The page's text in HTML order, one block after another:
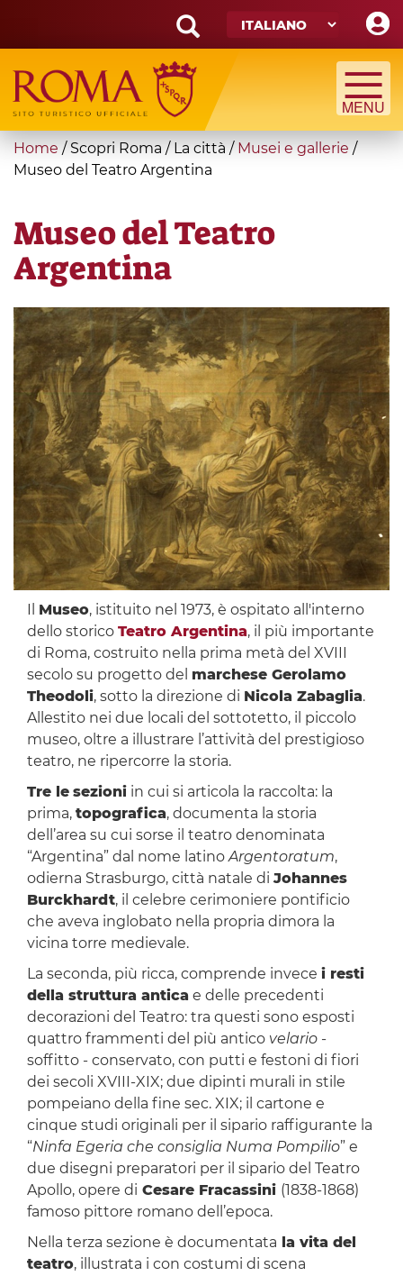
main
content
Search
form
Cerca
You
are
Home / Scopri Roma / La città / Musei e gallerie /
Museo del Teatro Argentina
Museo del Teatro
Argentina
Museo, istituito nel 1973, è ospitato all'interno
dello storico Teatro Argentina, il più importante
di Roma, costruito nella prima metà del XVIII
secolo su progetto del marchese Gerolamo
Theodoli, sotto la direzione di Nicola Zabaglia.
Allestito nei due locali del sottotetto, il piccolo
museo, oltre a illustrare l’attività del prestigioso
teatro, ne ripercorre la storia.
Tre le sezioniin cui si articola la raccolta: la
prima, topografica, documenta la storia
dell’area su cui sorse il teatro denominata
“Argentina” dal nome latinoArgentoratum,
odierna Strasburgo, città natale di Johannes
Burckhardt, il celebre cerimoniere pontificio
che aveva inglobato nella propria dimora la
vicina torre medievale.
La seconda, più ricca, comprende invece i resti
della struttura antica e delle precedenti
decorazioni del Teatro: tra questi sono esposti
quattro frammenti del più antico velario-
soffitto - conservato, con putti e festoni di fiori
dei secoli XVIII-XIX; due dipinti murali in stile
pompeiano della fine sec. XIX; il cartone e
cinque studi originali per il sipario raffigurante la
“Ninfa Egeria che consiglia Numa Pompilio” e
due disegni preparatori per il sipario del Teatro
Apollo, opere di Cesare Fracassini (1838-1868)
famoso pittore romano dell’epoca.
Nella terza sezione è documentata la vita del
teatro, illustrata i con costumi di scena